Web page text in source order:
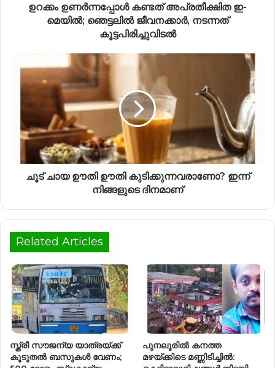
ഉറക്കം ഉണർന്നപ്പോൾ കണ്ടത് അപ്രതീക്ഷിത ഇ-
മെയിൽ; ഞെട്ടലിൽ ജീവനക്കാർ, നടന്നത്
കൂട്ടപിരിച്ചുവിടൽ
ചൂട് ചായ ഊതി ഊതി കുടിക്കുന്നവരാണോ? ഇന്ന്
നിങ്ങളുടെ ദിനമാണ്
Related Articles
സ്ത്രീ സൗജന്യ യാത്രയ്ക്ക്
കൂടുതല്‍ ബസുകള്‍ വേണം;
പുനലൂരില്‍ കനത്ത
മഴയ്‌ക്കിടെ മണ്ണിടിച്ചില്‍: